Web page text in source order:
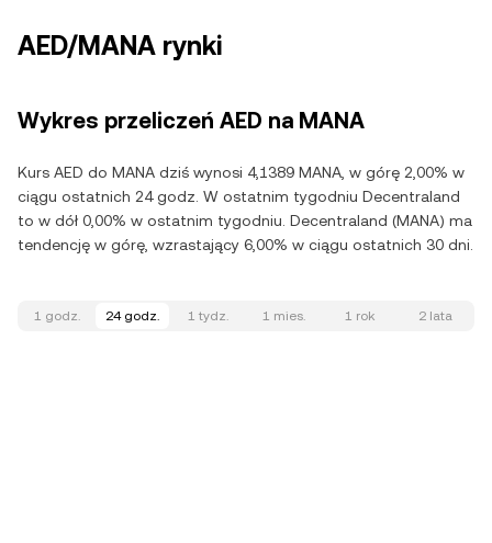
AED/MANA rynki
Wykres przeliczeń AED na MANA
Kurs AED do MANA dziś wynosi 4,1389 MANA, w górę 2,00% w
ciągu ostatnich 24 godz. W ostatnim tygodniu Decentraland
to w dół 0,00% w ostatnim tygodniu. Decentraland (MANA) ma
tendencję w górę, wzrastający 6,00% w ciągu ostatnich 30 dni.
1 godz. 24 godz. 1 tydz. 1 mies. 1 rok 2 lata